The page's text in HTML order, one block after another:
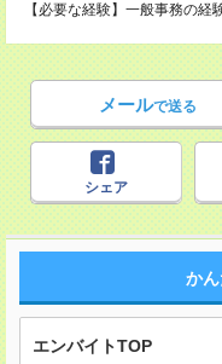
【必要な経験】一般事務の
メールで送る
シェア
か
エンバイトTOP